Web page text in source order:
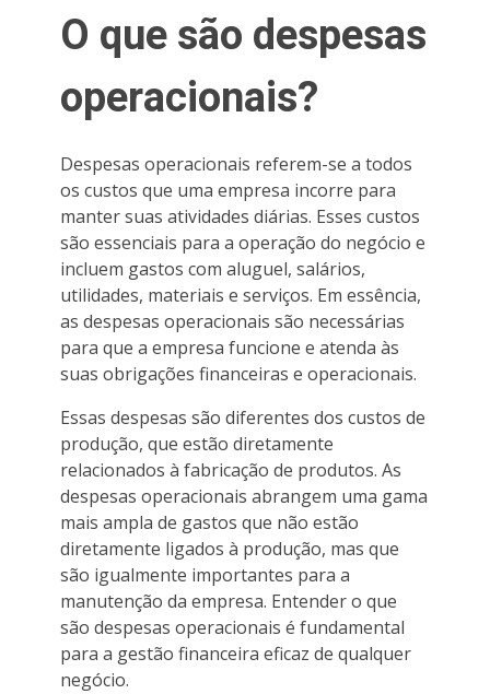
O que são despesas
operacionais?
Despesas operacionais referem-se a todos
os custos que uma empresa incorre para
manter suas atividades diárias. Esses custos
são essenciais para a operação do negócio e
incluem gastos com aluguel, salários,
utilidades, materiais e serviços. Em essência,
as despesas operacionais são necessárias
para que a empresa funcione e atenda às
suas obrigações financeiras e operacionais.
Essas despesas são diferentes dos custos de
produção, que estão diretamente
relacionados à fabricação de produtos. As
despesas operacionais abrangem uma gama
mais ampla de gastos que não estão
diretamente ligados à produção, mas que
são igualmente importantes para a
manutenção da empresa. Entender o que
são despesas operacionais é fundamental
para a gestão financeira eficaz de qualquer
negócio.